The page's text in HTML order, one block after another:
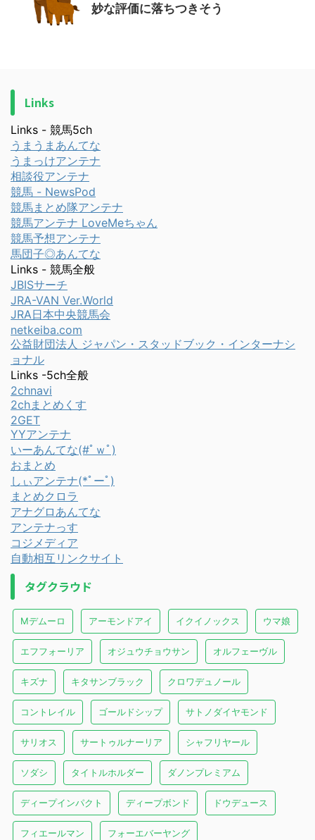
妙な評価に落ちつきそう
Links
Links - 競馬5ch
うまうまあんてな
うまっけアンテナ
相談役アンテナ
競馬 - NewsPod
競馬まとめ隊アンテナ
競馬アンテナ LoveMeちゃん
競馬予想アンテナ
馬団子◎あんてな
Links - 競馬全般
JBISサーチ
JRA-VAN Ver.World
JRA日本中央競馬会
netkeiba.com
公益財団法人 ジャパン・スタッドブック・インターナシ
ョナル
Links -5ch全般
2chnavi
2chまとめくす
2GET
YYアンテナ
いーあんてな(#ﾟｗﾟ)
おまとめ
しぃアンテナ(*ﾟーﾟ)
まとめクロラ
アナグロあんてな
アンテナっす
コジメディア
自動相互リンクサイト
タグクラウド
Mデムーロ アーモンドアイ イクイノックス ウマ娘
エフフォーリア オジュウチョウサン オルフェーヴル
キズナ キタサンブラック クロワデュノール
コントレイル ゴールドシップ サトノダイヤモンド
サリオス サートゥルナーリア シャフリヤール
ソダシ タイトルホルダー ダノンプレミアム
ディープインパクト ディープボンド ドウデュース
フィエールマン フォーエバーヤング